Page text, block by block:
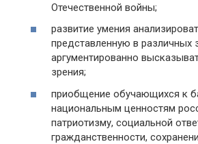
Отечественной войны;
развитие умения
представленную в различных
аргументированно
зрения;
приобщение обучающихся к
национальным ценностям
патриотизму, социальной
гражданственности,